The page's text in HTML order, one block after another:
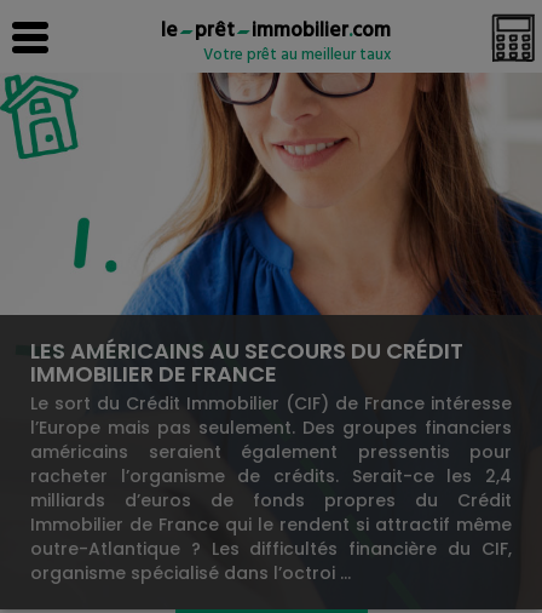
le prêt immobilier.com
Votre prêt au meilleur taux
LES AMÉRICAINS AU SECOURS DU CRÉDIT
IMMOBILIER DE FRANCE
Le sort du Crédit Immobilier (CIF) de France intéresse
l’Europe mais pas seulement. Des groupes financiers
américains seraient également pressentis pour
racheter l’organisme de crédits. Serait-ce les 2,4
milliards d’euros de fonds propres du Crédit
Immobilier de France qui le rendent si attractif même
outre-Atlantique ? Les difficultés financière du CIF,
organisme spécialisé dans l’octroi …